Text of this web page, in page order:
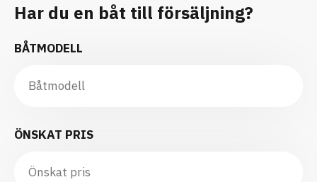
Har du en båt till försäljning?
BÅTMODELL
ÖNSKAT PRIS